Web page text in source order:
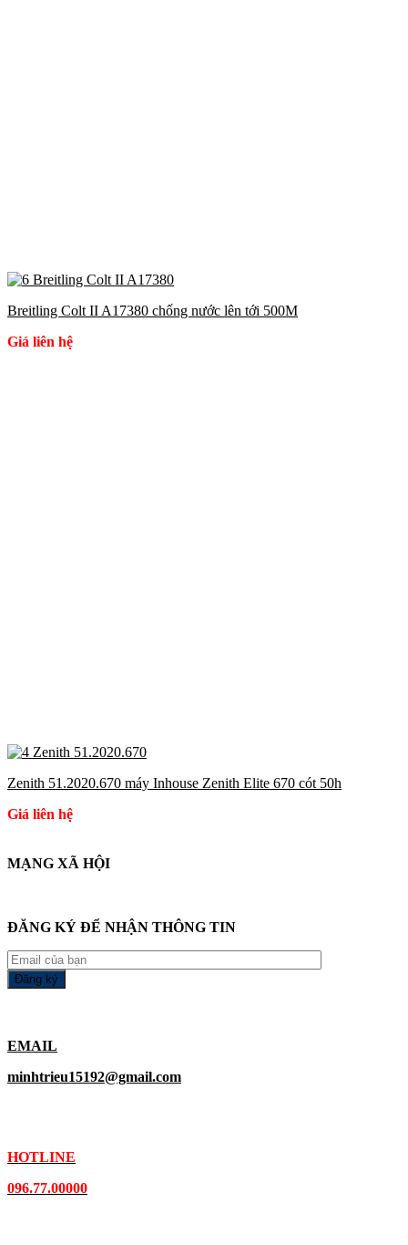
Breitling Colt II A17380 chống nước lên tới 500M
Giá liên hệ
Zenith 51.2020.670 máy Inhouse Zenith Elite 670 cót 50h
Giá liên hệ
MẠNG XÃ HỘI
ĐĂNG KÝ ĐỂ NHẬN THÔNG TIN
EMAIL
minhtrieu15192@gmail.com
HOTLINE
096.77.00000